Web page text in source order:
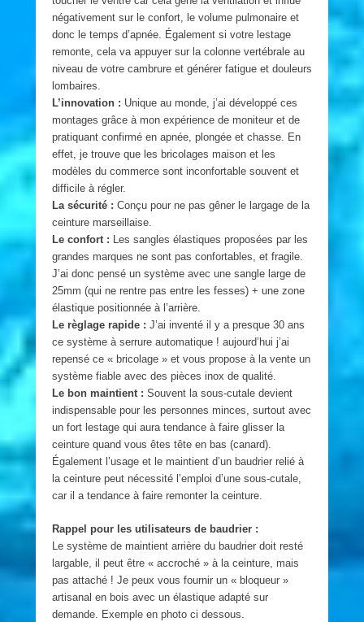
négativement sur le confort, le volume pulmonaire et
donc le temps d’apnée. Également si votre lestage
remonte, cela va appuyer sur la colonne vertébrale au
niveau de votre cambrure et générer fatigue et douleurs
lombaires.
L’innovation : Unique au monde, j’ai développé ces
montages grâce à mon expérience de moniteur et de
pratiquant confirmé en apnée, plongée et chasse. En
effet, je trouve que les bricolages maison et les
modèles du commerce sont inconfortable souvent et
difficile à régler.
La sécurité : Conçu pour ne pas gêner le largage de la
ceinture marseillaise.
Le confort : Les sangles élastiques proposées par les
grandes marques ne sont pas confortables, et fragile.
J’ai donc pensé un système avec une sangle large de
25mm (qui ne rentre pas entre les fesses) + une zone
élastique positionnée à l’arrière.
Le règlage rapide : J’ai inventé il y a presque 30 ans
ce système à serrure automatique ! aujourd’hui j’ai
repensé ce « bricolage » et vous propose à la vente un
système fiable avec des pièces inox de qualité.
Le bon maintient : Souvent la sous-cutale devient
indispensable pour les personnes minces, surtout avec
un fort lestage qui aura tendance à faire glisser la
ceinture quand vous êtes tête en bas (canard).
Également l’usage et le maintient d’un baudrier relié à
la ceinture peut nécessité l’emploi d’une sous-cutale,
car il a tendance à faire remonter la ceinture.
Rappel pour les utilisateurs de baudrier :
Le système de maintient arrière du baudrier doit resté
largable, il peut être « accroché » à la ceinture, mais
pas attaché ! Je peux vous fournir un « bloqueur »
artisanal en bois avec un élastique adapté sur
demande. Exemple en photo ci dessous.